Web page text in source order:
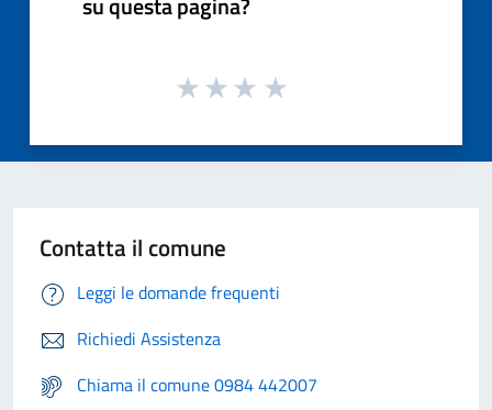
Contatta il comune
Leggi le domande frequenti
Richiedi Assistenza
Chiama il comune 0984 442007